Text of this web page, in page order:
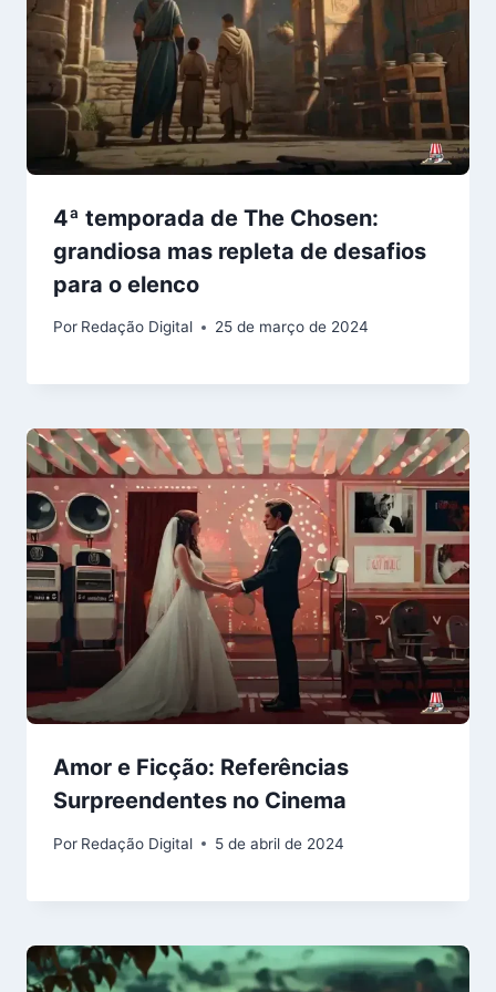
4ª temporada de The Chosen:
grandiosa mas repleta de desafios
para o elenco
Por Redação Digital 25 de março de 2024
Amor e Ficção: Referências
Surpreendentes no Cinema
Por Redação Digital 5 de abril de 2024